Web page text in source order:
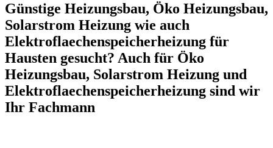
Günstige Heizungsbau, Öko Heizungsbau,
Solarstrom Heizung wie auch
Elektroflaechenspeicherheizung für
Hausten gesucht? Auch für Öko
Heizungsbau, Solarstrom Heizung und
Elektroflaechenspeicherheizung sind wir
Ihr Fachmann